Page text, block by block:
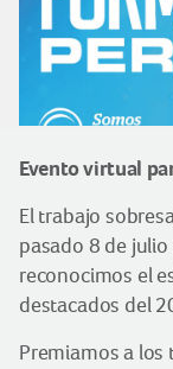
Evento virtual
El trabajo
pasado 8 de
reconocimos el
destacados del
Premiamos a los